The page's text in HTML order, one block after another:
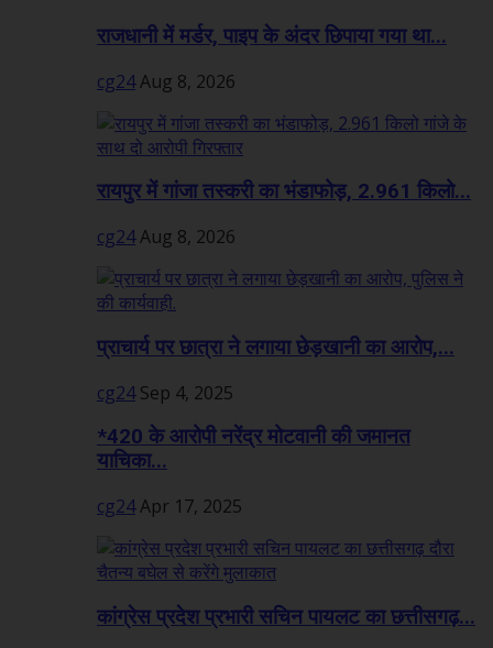
राजधानी में मर्डर, पाइप के अंदर छिपाया गया था...
cg24Aug 8, 2026
रायपुर में गांजा तस्करी का भंडाफोड़, 2.961 किलो...
cg24Aug 8, 2026
प्राचार्य पर छात्रा ने लगाया छेड़खानी का आरोप,...
cg24 Sep 4, 2025
*420 के आरोपी नरेंद्र मोटवानी की जमानत
याचिका...
cg24Apr 17, 2025
कांग्रेस प्रदेश प्रभारी सचिन पायलट का छत्तीसगढ़...